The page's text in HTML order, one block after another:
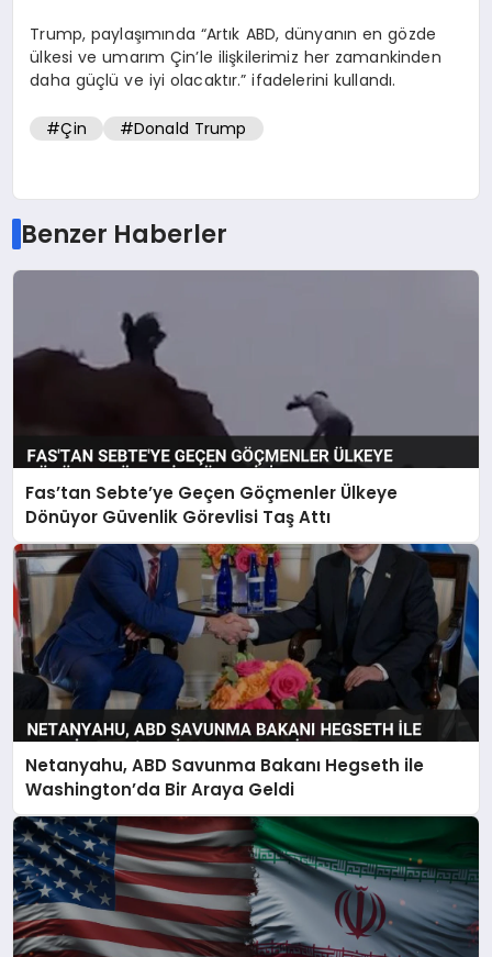
Trump, paylaşımında “Artık ABD, dünyanın en gözde
ülkesi ve umarım Çin’le ilişkilerimiz her zamankinden
daha güçlü ve iyi olacaktır.” ifadelerini kullandı.
#Çin #Donald Trump
Benzer Haberler
Fas’tan Sebte’ye Geçen Göçmenler Ülkeye
Dönüyor Güvenlik Görevlisi Taş Attı
Netanyahu, ABD Savunma Bakanı Hegseth ile
Washington’da Bir Araya Geldi